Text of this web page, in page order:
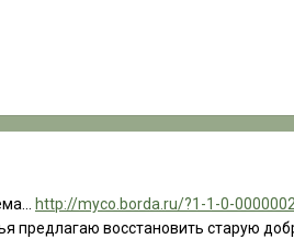
http://myco.borda.ru/?1-1-0-
предлагаю восстановить старую